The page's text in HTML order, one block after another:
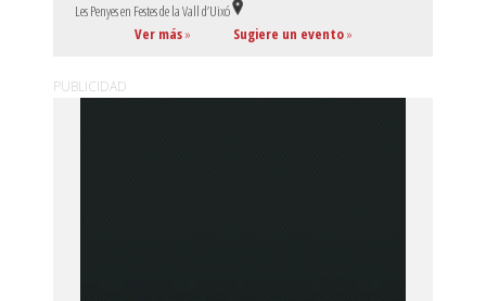
Les Penyes en Festes de la Vall d’Uixó
Ver más» Sugiere un evento»
PUBLICIDAD